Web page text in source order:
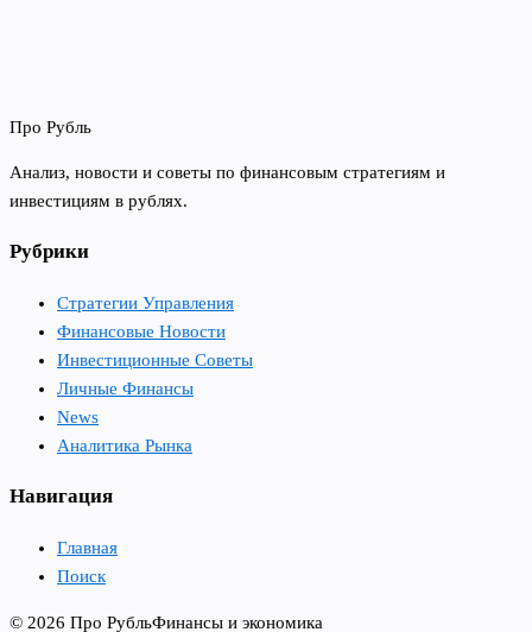
Про Рубль
Анализ, новости и советы по финансовым стратегиям и
инвестициям в рублях.
Рубрики
Стратегии Управления
Финансовые Новости
Инвестиционные Советы
Личные Финансы
News
Аналитика Рынка
Навигация
Главная
Поиск
© 2026 Про РубльФинансы и экономика